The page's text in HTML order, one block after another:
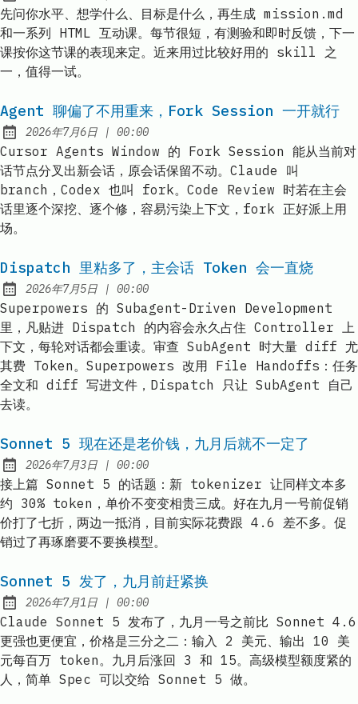
先问你水平、想学什么、目标是什么，再生成 mission.md
和一系列 HTML 互动课。每节很短，有测验和即时反馈，下一
课按你这节课的表现来定。近来用过比较好用的 skill 之
一，值得一试。
Agent 聊偏了不用重来，Fork Session 一开就行
Published:
2026年7月6日 | at
00:00
Cursor Agents Window 的 Fork Session 能从当前对
话节点分叉出新会话，原会话保留不动。Claude 叫
branch，Codex 也叫 fork。Code Review 时若在主会
话里逐个深挖、逐个修，容易污染上下文，fork 正好派上用
场。
Dispatch 里粘多了，主会话 Token 会一直烧
Published:
2026年7月5日 | at
00:00
Superpowers 的 Subagent-Driven Development
里，凡贴进 Dispatch 的内容会永久占住 Controller 上
下文，每轮对话都会重读。审查 SubAgent 时大量 diff 尤
其费 Token。Superpowers 改用 File Handoffs：任务
全文和 diff 写进文件，Dispatch 只让 SubAgent 自己
去读。
Sonnet 5 现在还是老价钱，九月后就不一定了
Published:
2026年7月3日 | at
00:00
接上篇 Sonnet 5 的话题：新 tokenizer 让同样文本多
约 30% token，单价不变变相贵三成。好在九月一号前促销
价打了七折，两边一抵消，目前实际花费跟 4.6 差不多。促
销过了再琢磨要不要换模型。
Sonnet 5 发了，九月前赶紧换
Published:
2026年7月1日 | at
00:00
Claude Sonnet 5 发布了，九月一号之前比 Sonnet 4.6
更强也更便宜，价格是三分之二：输入 2 美元、输出 10 美
元每百万 token。九月后涨回 3 和 15。高级模型额度紧的
人，简单 Spec 可以交给 Sonnet 5 做。